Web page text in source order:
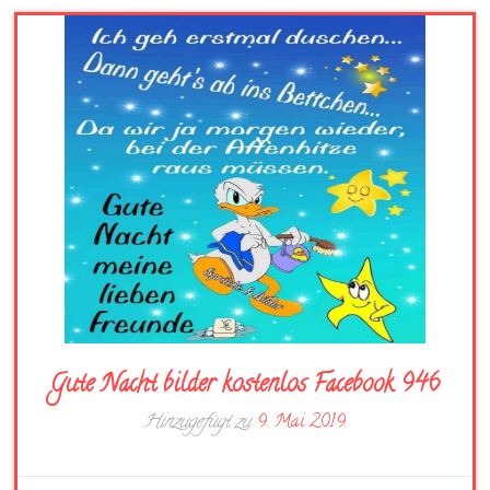
Gute Nacht bilder kostenlos Facebook 946
Hinzugefügt zu9. Mai 2019